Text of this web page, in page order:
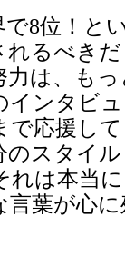
8位！と
れるべき
力は、も
インタビ
で応援し
のスタイ
れは本当
葉が心